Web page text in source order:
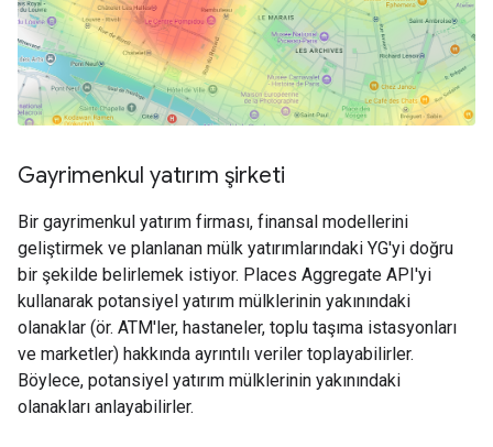
Gayrimenkul yatırım şirketi
Bir gayrimenkul yatırım firması, finansal modellerini
geliştirmek ve planlanan mülk yatırımlarındaki YG'yi doğru
bir şekilde belirlemek istiyor. Places Aggregate API'yi
kullanarak potansiyel yatırım mülklerinin yakınındaki
olanaklar (ör. ATM'ler, hastaneler, toplu taşıma istasyonları
ve marketler) hakkında ayrıntılı veriler toplayabilirler.
Böylece, potansiyel yatırım mülklerinin yakınındaki
olanakları anlayabilirler.